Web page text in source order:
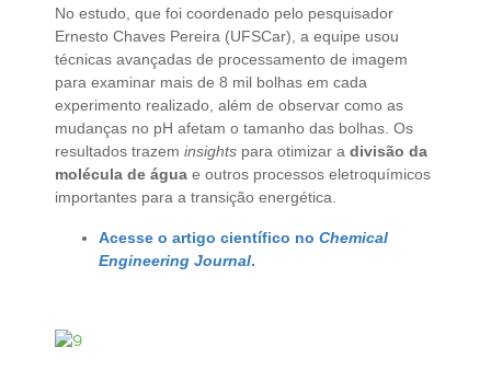
No estudo, que foi coordenado pelo pesquisador
Ernesto Chaves Pereira (UFSCar), a equipe usou
técnicas avançadas de processamento de imagem
para examinar mais de 8 mil bolhas em cada
experimento realizado, além de observar como as
mudanças no pH afetam o tamanho das bolhas. Os
resultados trazem insights para otimizar a divisão da
molécula de água e outros processos eletroquímicos
importantes para a transição energética.
Acesse o artigo científico no Chemical
Engineering Journal.